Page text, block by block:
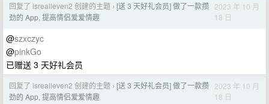
回复了 isrealleven2 创建的主题 › [送 3 天好礼会员] 做了一款攒
劲的 App, 提高情侣爱爱情趣
2023 年 10 月
18 日
@szxczyc
@pinkGo
已赠送 3 天好礼会员
回复了 isrealleven2 创建的主题 › [送 3 天好礼会员] 做了一款攒
劲的 App, 提高情侣爱爱情趣
2023 年 10 月
18 日